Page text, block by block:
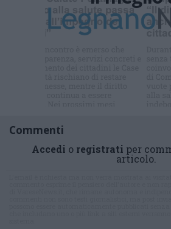
Commenti
Accedi o registrati per
articolo.